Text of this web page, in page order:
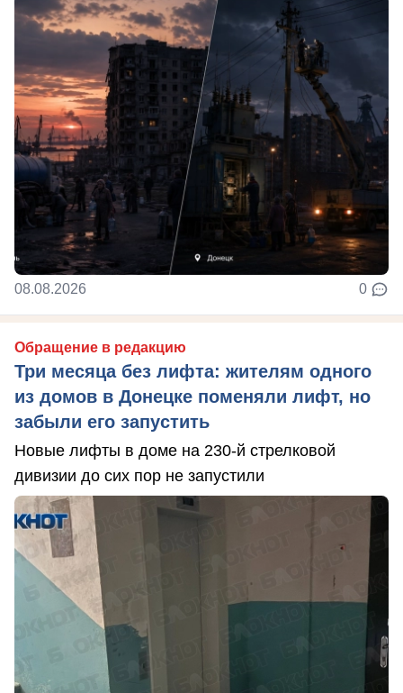
08.08.2026 0
Обращение в редакцию
Три месяца без лифта: жителям одного
из домов в Донецке поменяли лифт, но
забыли его запустить
Новые лифты в доме на 230-й стрелковой
дивизии до сих пор не запустили